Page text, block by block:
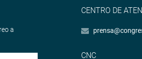
a
CENTRO DE
CNC